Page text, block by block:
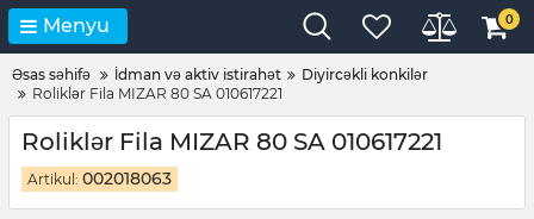
Menyu 0
Əsas səhifə İdman və aktiv istirahət
Diyircəkli konkilər
Roliklər Fila MIZAR 80 SA 010617221
Roliklər Fila MIZAR 80 SA 010617221
Artikul: 002018063